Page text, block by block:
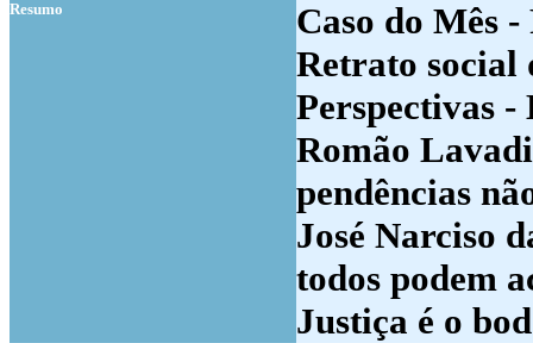
Resumo
Caso do Mês
Retrato social
Perspectivas -
Romão
pendências
José Narciso
todos podem
Justiça é o